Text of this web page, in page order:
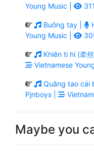
Young Music |
Buông tay |
Young Music |
Khiên ti hí (牵
Vietnamese
Quăng tao cái
Pjnboys |
Maybe you